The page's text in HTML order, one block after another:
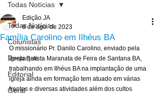
Todas Notícias
Colunistas
Destaque
Editorial
Geral
Todas Notícias
Família Carolino em Ilhéus BA
Edição JA
8 de ago. de 2023
O missionário Pr. Danilo Carolino, enviado pela
Igreja Batista Maranata de Feira de Santana BA,
trabalhando em Ilhéus BA na implantação de uma
igreja ainda em formação tem atuado em várias
frentes e diversas atividades além dos cultos